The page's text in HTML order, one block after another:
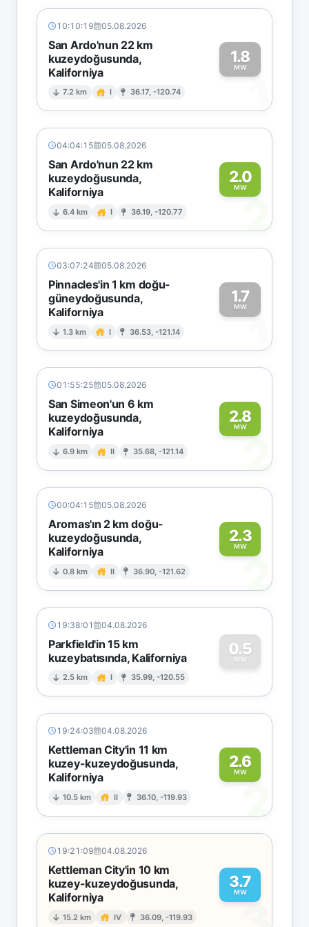
10:10:19 05.08.2026
San Ardo'nun 22 km
kuzeydoğusunda,
Kaliforniya
7.2 km I 36.17, -120.74
1.8
MW
1
04:04:15 05.08.2026
San Ardo'nun 22 km
kuzeydoğusunda,
Kaliforniya
6.4 km I 36.19, -120.77
2.0
MW
2
03:07:24 05.08.2026
Pinnacles'in 1 km doğu-
güneydoğusunda,
Kaliforniya
1.3 km I 36.53, -121.14
1.7
MW
1
01:55:25 05.08.2026
San Simeon'un 6 km
kuzeydoğusunda,
Kaliforniya
6.9 km II 35.68, -121.14
2.8
MW
2
00:04:15 05.08.2026
Aromas'ın 2 km doğu-
kuzeydoğusunda,
Kaliforniya
0.8 km II 36.90, -121.62
2.3
MW
2
19:38:01 04.08.2026
Parkfield'in 15 km
kuzeybatısında, Kaliforniya
2.5 km I 35.99, -120.55
0.5
MW
0
19:24:03 04.08.2026
Kettleman City'in 11 km
kuzey-kuzeydoğusunda,
Kaliforniya
10.5 km II 36.10, -119.93
2.6
MW
2
19:21:09 04.08.2026
Kettleman City'in 10 km
kuzey-kuzeydoğusunda,
Kaliforniya
15.2 km IV 36.09, -119.93
3.7
MW